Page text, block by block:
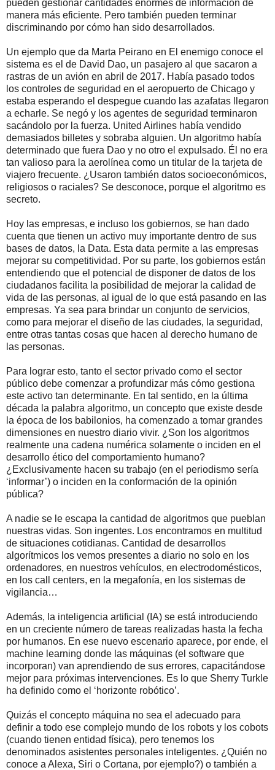
pueden gestionar cantidades enormes de información de
manera más eficiente. Pero también pueden terminar
discriminando por cómo han sido desarrollados.
Un ejemplo que da Marta Peirano en El enemigo conoce el
sistema es el de David Dao, un pasajero al que sacaron a
rastras de un avión en abril de 2017. Había pasado todos
los controles de seguridad en el aeropuerto de Chicago y
estaba esperando el despegue cuando las azafatas llegaron
a echarle. Se negó y los agentes de seguridad terminaron
sacándolo por la fuerza. United Airlines había vendido
demasiados billetes y sobraba alguien. Un algoritmo había
determinado que fuera Dao y no otro el expulsado. Él no era
tan valioso para la aerolínea como un titular de la tarjeta de
viajero frecuente. ¿Usaron también datos socioeconómicos,
religiosos o raciales? Se desconoce, porque el algoritmo es
secreto.
Hoy las empresas, e incluso los gobiernos, se han dado
cuenta que tienen un activo muy importante dentro de sus
bases de datos, la Data. Esta data permite a las empresas
mejorar su competitividad. Por su parte, los gobiernos están
entendiendo que el potencial de disponer de datos de los
ciudadanos facilita la posibilidad de mejorar la calidad de
vida de las personas, al igual de lo que está pasando en las
empresas. Ya sea para brindar un conjunto de servicios,
como para mejorar el diseño de las ciudades, la seguridad,
entre otras tantas cosas que hacen al derecho humano de
las personas.
Para lograr esto, tanto el sector privado como el sector
público debe comenzar a profundizar más cómo gestiona
este activo tan determinante. En tal sentido, en la última
década la palabra algoritmo, un concepto que existe desde
la época de los babilonios, ha comenzado a tomar grandes
dimensiones en nuestro diario vivir. ¿Son los algoritmos
realmente una cadena numérica solamente o inciden en el
desarrollo ético del comportamiento humano?
¿Exclusivamente hacen su trabajo (en el periodismo sería
‘informar’) o inciden en la conformación de la opinión
pública?
A nadie se le escapa la cantidad de algoritmos que pueblan
nuestras vidas. Son ingentes. Los encontramos en multitud
de situaciones cotidianas. Cantidad de desarrollos
algorítmicos los vemos presentes a diario no solo en los
ordenadores, en nuestros vehículos, en electrodomésticos,
en los call centers, en la megafonía, en los sistemas de
vigilancia…
Además, la inteligencia artificial (IA) se está introduciendo
en un creciente número de tareas realizadas hasta la fecha
por humanos. En ese nuevo escenario aparece, por ende, el
machine learning donde las máquinas (el software que
incorporan) van aprendiendo de sus errores, capacitándose
mejor para próximas intervenciones. Es lo que Sherry Turkle
ha definido como el ‘horizonte robótico’.
Quizás el concepto máquina no sea el adecuado para
definir a todo ese complejo mundo de los robots y los cobots
(cuando tienen entidad física), pero tenemos los
denominados asistentes personales inteligentes. ¿Quién no
conoce a Alexa, Siri o Cortana, por ejemplo?) o también a